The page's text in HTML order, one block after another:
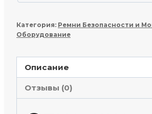
Категория: Ремни Безопасности и
Оборудование
Описание
Отзывы (0)